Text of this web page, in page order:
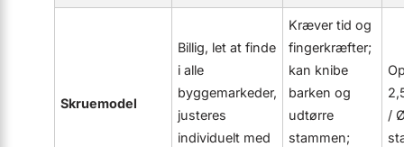
Skruemodel
Billig, let at finde
i alle
byggemarkeder,
justeres
individuelt med
Kræver tid og
fingerkræfter;
kan knibe
barken og
udtørre
stammen;
/